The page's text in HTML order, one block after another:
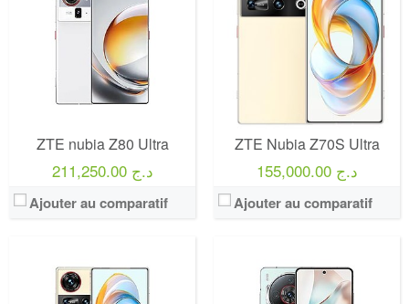
ZTE nubia Z80 Ultra
211,250.00 د.ج
Ajouter au comparatif
ZTE Nubia Z70S Ultra
155,000.00 د.ج
Ajouter au comparatif